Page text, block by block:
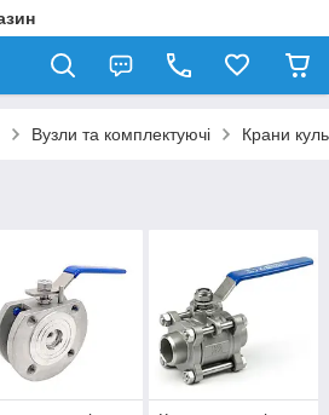
Вузли та комплектуючі Крани